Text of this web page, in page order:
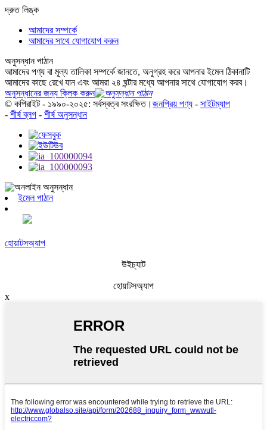
দ্রুত লিঙ্ক
আমাদের সম্পর্কে
আমাদের সাথে যোগাযোগ করুন
অনুসন্ধান পাঠান
আমাদের পণ্য বা মূল্য তালিকা সম্পর্কে জানতে, অনুগ্রহ করে আপনার ইমেল ঠিকানাটি
আমাদের কাছে রেখে যান এবং আমরা ২৪ ঘন্টার মধ্যে আপনার সাথে যোগাযোগ করব।
অনুসন্ধানের জন্য ক্লিক করুন
© কপিরাইট - ১৯৯০-২০২৫: সর্বস্বত্ব সংরক্ষিত। জনপ্রিয় পণ্য - সাইটম্যাপ
- শীর্ষ ব্লগ - শীর্ষ অনুসন্ধান
ইমেল পাঠান
হোয়াটসঅ্যাপ
উইচ্যাট
হোয়াটসঅ্যাপ
x